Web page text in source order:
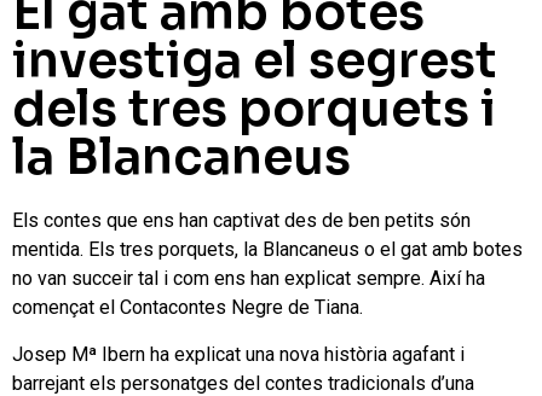
El gat amb botes
investiga el segrest
dels tres porquets i
la Blancaneus
Els contes que ens han captivat des de ben petits són
mentida. Els tres porquets, la Blancaneus o el gat amb botes
no van succeir tal i com ens han explicat sempre. Així ha
començat el Contacontes Negre de Tiana.
Josep Mª Ibern ha explicat una nova història agafant i
barrejant els personatges del contes tradicionals d’una